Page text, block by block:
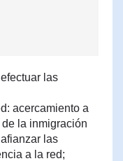
las
acercamiento a
la inmigración
las
a la red;